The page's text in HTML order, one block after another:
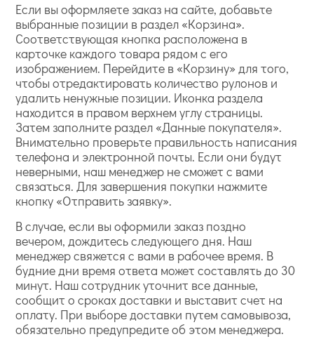
Если вы оформляете заказ на сайте, добавьте
выбранные позиции в раздел «Корзина».
Соответствующая кнопка расположена в
карточке каждого товара рядом с его
изображением. Перейдите в «Корзину» для того,
чтобы отредактировать количество рулонов и
удалить ненужные позиции. Иконка раздела
находится в правом верхнем углу страницы.
Затем заполните раздел «Данные покупателя».
Внимательно проверьте правильность написания
телефона и электронной почты. Если они будут
неверными, наш менеджер не сможет с вами
связаться. Для завершения покупки нажмите
кнопку «Отправить заявку».
В случае, если вы оформили заказ поздно
вечером, дождитесь следующего дня. Наш
менеджер свяжется с вами в рабочее время. В
будние дни время ответа может составлять до 30
минут. Наш сотрудник уточнит все данные,
сообщит о сроках доставки и выставит счет на
оплату. При выборе доставки путем самовывоза,
обязательно предупредите об этом менеджера.